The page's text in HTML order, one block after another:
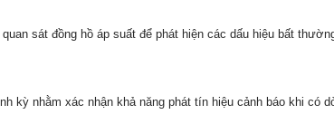
sát đồng hồ áp suất để phát hiện các dấu hiệu bất
kỳ nhằm xác nhận khả năng phát tín hiệu cảnh báo khi có